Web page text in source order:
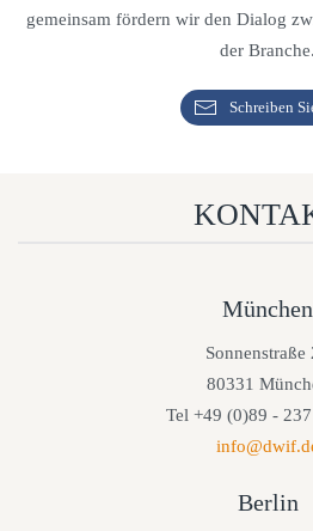
gemeinsam fördern wir den Dialog
der Branche.
Schreiben
München
Sonnenstraße
80331
Tel +49 (0)89 -
Berlin